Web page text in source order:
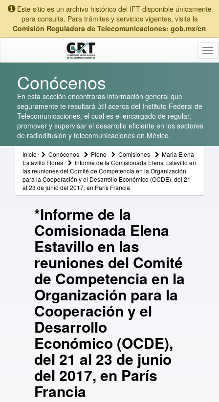
Este sitio es un archivo histórico del IFT disponible únicamente
para consulta. Para trámites y servicios vigentes, visita la
Comisión Reguladora de Telecomunicaciones: gob.mx/crt
Conócenos
En esta sección encontrarás información general que
seguramente te resultará útil acerca del Instituto Federal de
Telecomunicaciones, el cual es el encargado de regular,
promover y supervisar el desarrollo eficiente en los sectores
de radiodifusión y telecomunicaciones en México.
Inicio Conócenos Pleno Comisiones
Maria Elena
Estavillo Flores
Informe de la Comisionada Elena Estavillo en
las reuniones del Comité de Competencia en la Organización
para la Cooperación y el Desarrollo Económico (OCDE), del 21
al 23 de junio del 2017, en París Francia
*Informe de la
Comisionada Elena
Estavillo en las
reuniones del Comité
de Competencia en la
Organización para la
Cooperación y el
Desarrollo
Económico (OCDE),
del 21 al 23 de junio
del 2017, en París
Francia